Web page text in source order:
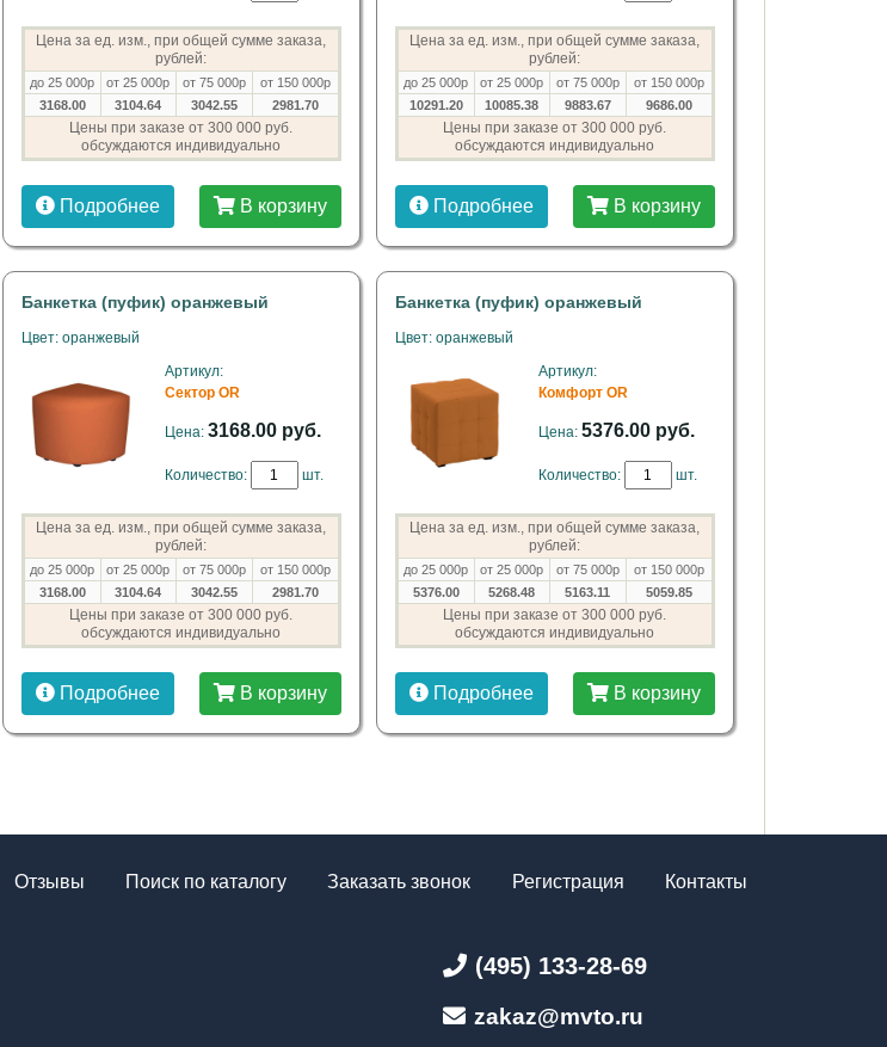
Цена за ед. изм., при общей сумме заказа,
рублей:
до 25 000р от 25 000р от 75 000р
от 150 000р
3168.00
3104.64 3042.55 2981.70
Цены при заказе от 300 000 руб.
обсуждаются индивидуально
Подробнее В корзину
Цена за ед. изм., при общей сумме заказа,
рублей:
до 25 000р от 25 000р от 75 000р
от 150 000р
10291.20
10085.38 9883.67 9686.00
Цены при заказе от 300 000 руб.
обсуждаются индивидуально
Подробнее В корзину
Банкетка (пуфик) оранжевый
Цвет: оранжевый
Артикул:
Сектор OR
Цена: 3168.00 руб.
Количество: шт.
Цена за ед. изм., при общей сумме заказа,
рублей:
до 25 000р от 25 000р от 75 000р
от 150 000р
3168.00
3104.64 3042.55 2981.70
Цены при заказе от 300 000 руб.
обсуждаются индивидуально
Подробнее В корзину
Банкетка (пуфик) оранжевый
Цвет: оранжевый
Артикул:
Комфорт OR
Цена: 5376.00 руб.
Количество: шт.
Цена за ед. изм., при общей сумме заказа,
рублей:
до 25 000р от 25 000р от 75 000р
от 150 000р
5376.00
5268.48 5163.11 5059.85
Цены при заказе от 300 000 руб.
обсуждаются индивидуально
Подробнее В корзину
Отзывы Поиск по каталогу Заказать звонок Регистрация Контакты
(495) 133-28-69
zakaz@mvto.ru